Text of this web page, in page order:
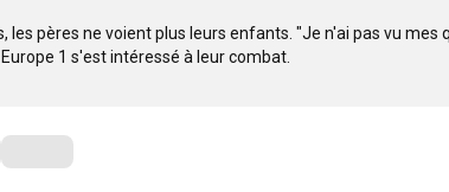
les pères ne voient plus leurs enfants. "Je n'ai pas vu